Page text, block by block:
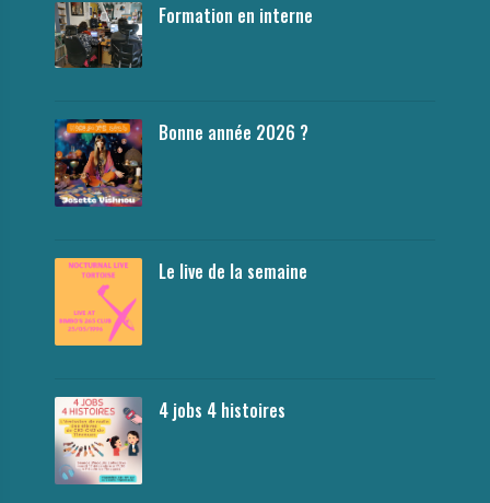
Formation en interne
Bonne année 2026 ?
Le live de la semaine
4 jobs 4 histoires